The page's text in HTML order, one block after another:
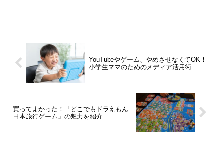
YouTubeやゲーム、やめさせなくてOK！
小学生ママのためのメディア活用術
買ってよかった！「どこでもドラえもん
日本旅行ゲーム」の魅力を紹介